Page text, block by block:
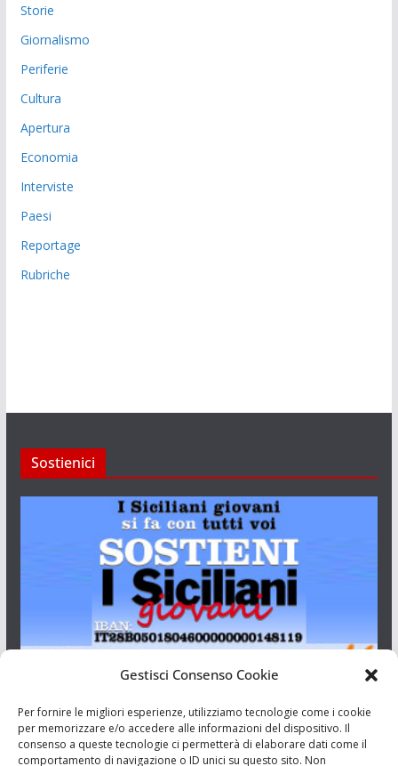
Gestisci Consenso Cookie
Per fornire le migliori esperienze, utilizziamo tecnologie come i cookie
per memorizzare e/o accedere alle informazioni del dispositivo. Il
consenso a queste tecnologie ci permetterà di elaborare dati come il
comportamento di navigazione o ID unici su questo sito. Non
Storie
Giornalismo
Periferie
Cultura
Apertura
Economia
Interviste
Paesi
Reportage
Rubriche
Sostienici
Aut. del tribunale di Catania n.23/2011 del 20/09/2011 Dir.